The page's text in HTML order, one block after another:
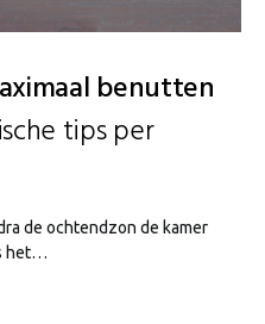
benutten
tips per
de ochtendzon de kamer
het…